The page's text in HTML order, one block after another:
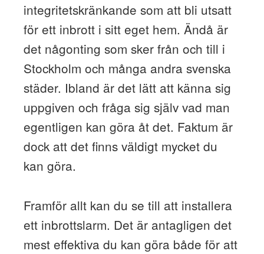
integritetskränkande som att bli utsatt
för ett inbrott i sitt eget hem. Ändå är
det någonting som sker från och till i
Stockholm och många andra svenska
städer. Ibland är det lätt att känna sig
uppgiven och fråga sig själv vad man
egentligen kan göra åt det. Faktum är
dock att det finns väldigt mycket du
kan göra.
Framför allt kan du se till att installera
ett inbrottslarm. Det är antagligen det
mest effektiva du kan göra både för att